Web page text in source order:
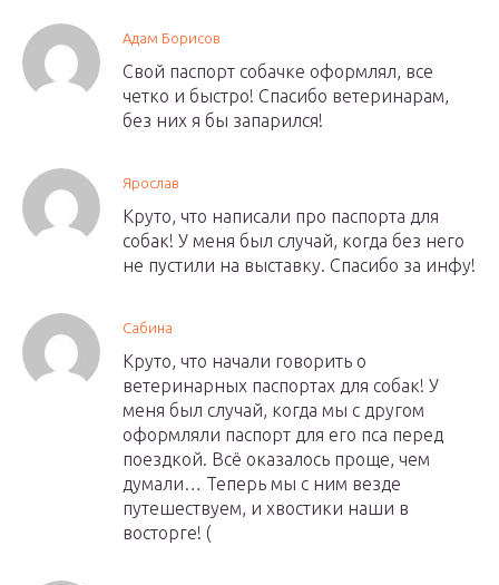
Адам Борисов
Свой паспорт собачке оформлял, все
четко и быстро! Спасибо ветеринарам,
без них я бы запарился!
Ярослав
Круто, что написали про паспорта для
собак! У меня был случай, когда без него
не пустили на выставку. Спасибо за инфу!
Сабина
Круто, что начали говорить о
ветеринарных паспортах для собак! У
меня был случай, когда мы с другом
оформляли паспорт для его пса перед
поездкой. Всё оказалось проще, чем
думали… Теперь мы с ним везде
путешествуем, и хвостики наши в
восторге! (